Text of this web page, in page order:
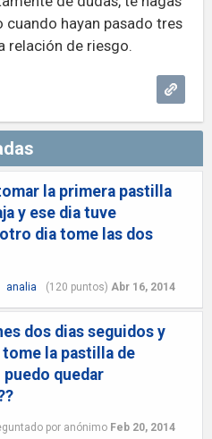
cuando hayan pasado tres
relación de riesgo.
la primera pastilla
y ese dia tuve
dia tome las dos
analia (120 puntos) Abr 16, 2014
dos dias seguidos y
la pastilla de
quedar
por anónimo Feb 20, 2014